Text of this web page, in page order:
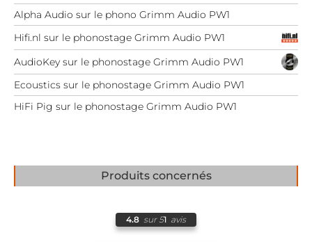
Alpha Audio sur le phono Grimm Audio PW1
Hifi.nl sur le phonostage Grimm Audio PW1
AudioKey sur le phonostage Grimm Audio PW1
Ecoustics sur le phonostage Grimm Audio PW1
HiFi Pig sur le phonostage Grimm Audio PW1
Produits concernés
4.8 sur 51 avis